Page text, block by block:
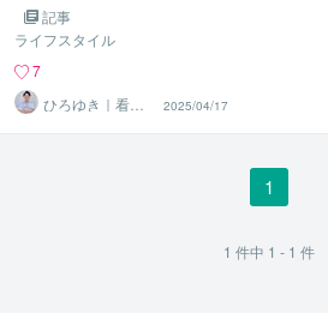
記事
ライフスタイル
7
ひろゆき｜看護
師を元気にする
トレーナー
2025/04/17
1
1 件中 1 - 1 件